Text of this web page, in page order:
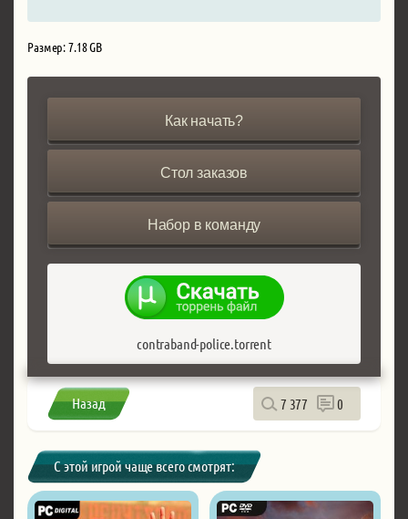
Размер: 7.18 GB
Как начать?
Стол заказов
Набор в команду
contraband-police.torrent
Назад 7 377 0
С этой игрой чаще всего смотрят: